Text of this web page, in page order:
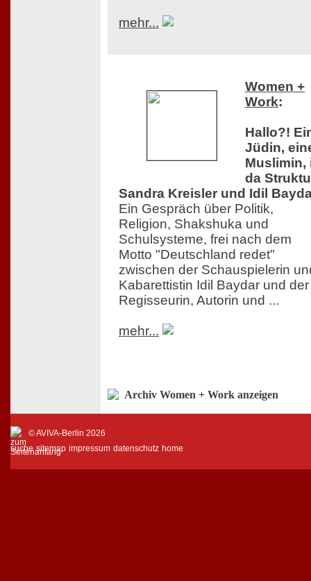
mehr...
Women +
Work:
Hallo?!
Jüdin,
Muslimin,
da
Sandra Kreisler und Idil
Ein Gespräch über Politik,
Religion, Shakshuka und
Schulsysteme, frei nach dem
Motto "Deutschland redet"
zwischen der Schauspielerin
Kabarettistin Idil Baydar und der
Regisseurin, Autorin und ...
mehr...
Archiv Women + Work anzeigen
© AVIVA-Berlin 2026
suche sitemap impressum datenschutz home